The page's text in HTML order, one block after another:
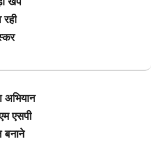
अभियान
एसपी